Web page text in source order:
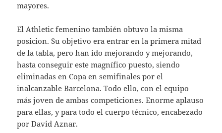
mayores.
El Athletic femenino también obtuvo la misma
posicion. Su objetivo era entrar en la primera mitad
de la tabla, pero han ido mejorando y mejorando,
hasta conseguir este magnífico puesto, siendo
eliminadas en Copa en semifinales por el
inalcanzable Barcelona. Todo ello, con el equipo
más joven de ambas competiciones. Enorme aplauso
para ellas, y para todo el cuerpo técnico, encabezado
por David Aznar.